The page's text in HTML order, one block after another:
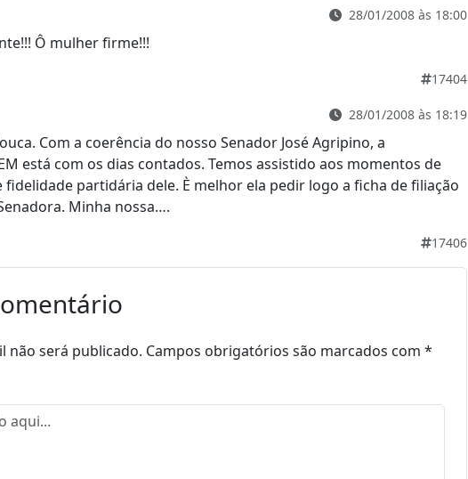
28/01/2008 às 18:00
Ô mulher firme!!!
17404
28/01/2008 às 18:19
Com a coerência do nosso Senador José Agripino, a
está com os dias contados. Temos assistido aos momentos de
fidelidade partidária dele. È melhor ela pedir logo a ficha de filiação
Minha nossa….
17406
não será publicado. Campos obrigatórios são marcados com *